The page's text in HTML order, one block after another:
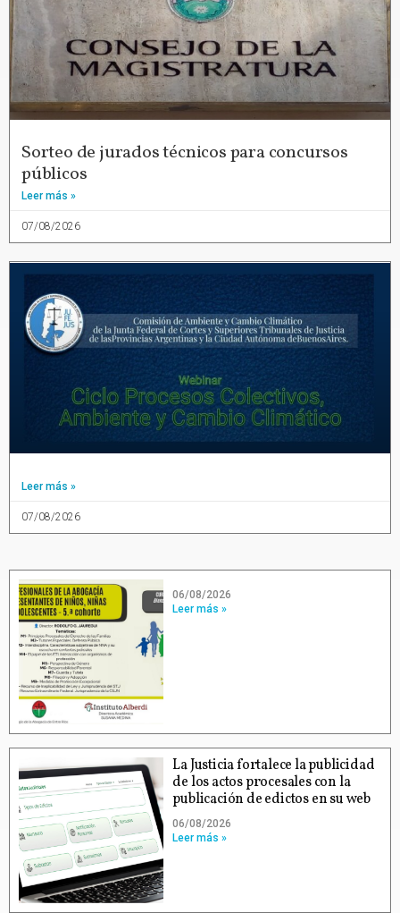
Sorteo de jurados técnicos para concursos
públicos
Leer más »
07/08/2026
Leer más »
07/08/2026
06/08/2026
Leer más »
La Justicia fortalece la publicidad
de los actos procesales con la
publicación de edictos en su web
06/08/2026
Leer más »